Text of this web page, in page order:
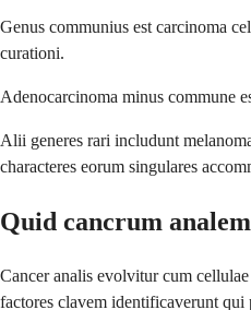
Genus communius est carcinoma
curationi.
Adenocarcinoma minus commune
Alii generes rari includunt
characteres eorum singulares
Quid cancrum
Cancer analis evolvitur cum
factores clavem identificaverunt qui